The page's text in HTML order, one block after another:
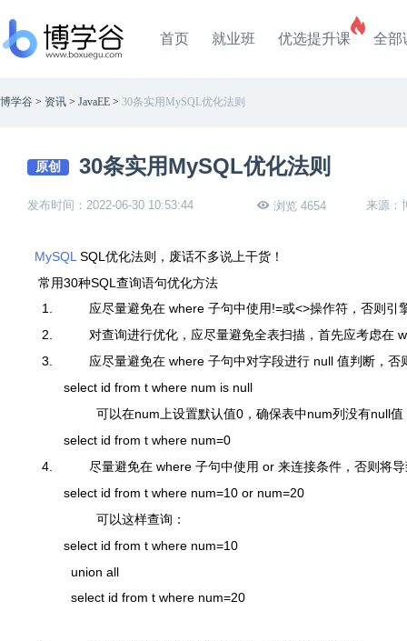
首页 就业班 优选提升课 全部
博学谷 > 资讯 > JavaEE > 30条实用MySQL优化法则
原创 30条实用MySQL优化法则
发布时间：2022-06-30 10:53:44 浏览 4654 来源：
MySQL SQL 优化法则，废话不多说上干货！
常用30种SQL 查询语句优化方法
1.
应尽量避免在 where 子句中使用!=或<>操作符，否则引
2.
对查询进行优化，应尽量避免全表扫描，首先应考虑在
3.
应尽量避免在 where 子句中对字段进行 null 值判断，否
select id from t where num is null
可以在num 上设置默认值0 ，确保表中num列没有null值
select id from t where num=0
4.
尽量避免在 where 子句中使用 or 来连接条件，否则将
select id from t where num=10 or num=20
可以这样查询：
select id from t where num=10
union all
select id from t where num=20